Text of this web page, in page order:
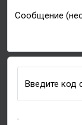
Сообщение
Введите код